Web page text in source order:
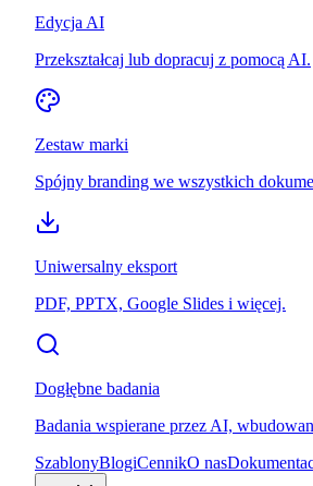
Edycja AI
Przekształcaj lub dopracuj z pomocą AI.
Zestaw marki
Spójny branding we wszystkich
Uniwersalny eksport
PDF, PPTX, Google Slides i więcej.
Dogłębne badania
Badania wspierane przez AI,
SzablonyBlogiCennikO nas